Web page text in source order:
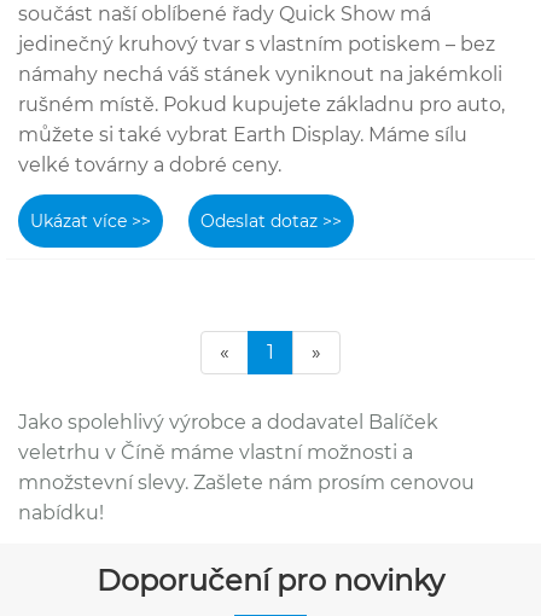
součást naší oblíbené řady Quick Show má
jedinečný kruhový tvar s vlastním potiskem – bez
námahy nechá váš stánek vyniknout na jakémkoli
rušném místě. Pokud kupujete základnu pro auto,
můžete si také vybrat Earth Display. Máme sílu
velké továrny a dobré ceny.
Ukázat více >> Odeslat dotaz >>
« 1 »
Jako spolehlivý výrobce a dodavatel Balíček
veletrhu v Číně máme vlastní možnosti a
množstevní slevy. Zašlete nám prosím cenovou
nabídku!
Doporučení pro novinky